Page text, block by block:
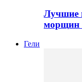
Лучшие
морщин
Гели